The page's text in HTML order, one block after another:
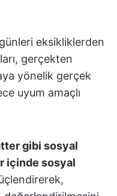
eksikliklerden
gerçekten
yönelik gerçek
uyum amaçlı
gibi sosyal
içinde sosyal